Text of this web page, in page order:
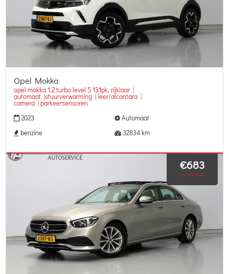
Opel Mokka
opel mokka 1.2 turbo level 5 131pk, rijklaar |
automaat |stuurverwarming | leer/alcantara |
camera | parkeersensoren
2023
Automaat
benzine
32834 km
€683
per maand